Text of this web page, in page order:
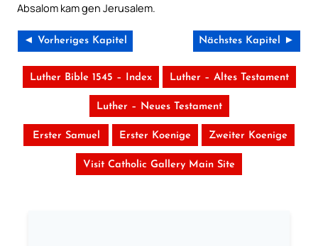
Absalom kam gen Jerusalem.
◄ Vorheriges Kapitel Nächstes Kapitel ►
Luther Bible 1545 – Index Luther – Altes Testament
Luther – Neues Testament
Erster Samuel Erster Koenige Zweiter Koenige
Visit Catholic Gallery Main Site